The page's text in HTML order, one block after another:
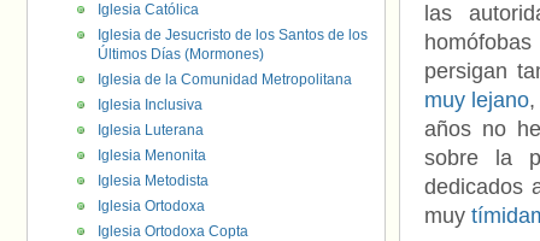
las
persigan
muy lejano
años no
sobre la
dedicados
muy
Iglesia Católica
Iglesia de Jesucristo de los Santos de los
Últimos Días (Mormones)
Iglesia de la Comunidad Metropolitana
Iglesia Inclusiva
Iglesia Luterana
Iglesia Menonita
Iglesia Metodista
Iglesia Ortodoxa
Iglesia Ortodoxa Copta